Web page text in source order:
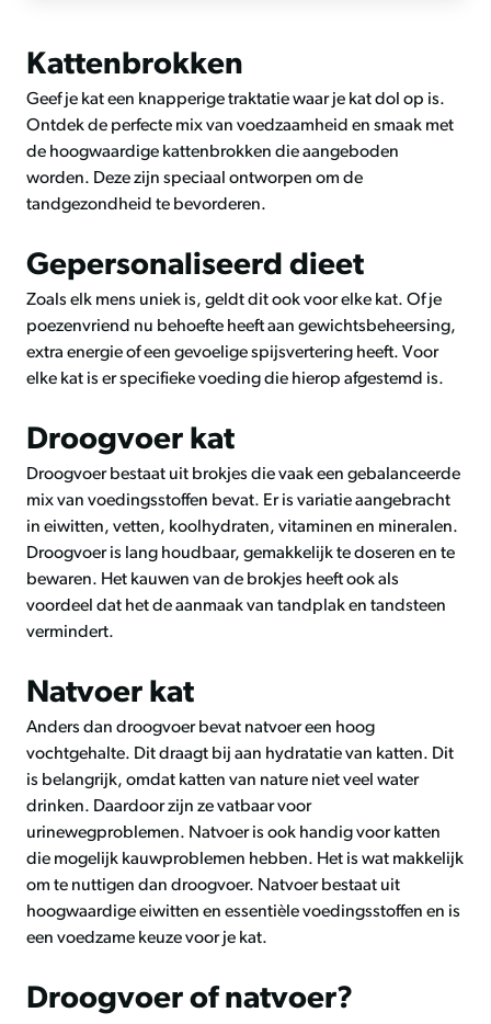
Kattenbrokken
Geef je kat een knapperige traktatie waar je kat dol op is.
Ontdek de perfecte mix van voedzaamheid en smaak met
de hoogwaardige kattenbrokken die aangeboden
worden. Deze zijn speciaal ontworpen om de
tandgezondheid te bevorderen.
Gepersonaliseerd dieet
Zoals elk mens uniek is, geldt dit ook voor elke kat. Of je
poezenvriend nu behoefte heeft aan gewichtsbeheersing,
extra energie of een gevoelige spijsvertering heeft. Voor
elke kat is er specifieke voeding die hierop afgestemd is.
Droogvoer kat
Droogvoer bestaat uit brokjes die vaak een gebalanceerde
mix van voedingsstoffen bevat. Er is variatie aangebracht
in eiwitten, vetten, koolhydraten, vitaminen en mineralen.
Droogvoer is lang houdbaar, gemakkelijk te doseren en te
bewaren. Het kauwen van de brokjes heeft ook als
voordeel dat het de aanmaak van tandplak en tandsteen
vermindert.
Natvoer kat
Anders dan droogvoer bevat natvoer een hoog
vochtgehalte. Dit draagt bij aan hydratatie van katten. Dit
is belangrijk, omdat katten van nature niet veel water
drinken. Daardoor zijn ze vatbaar voor
urinewegproblemen. Natvoer is ook handig voor katten
die mogelijk kauwproblemen hebben. Het is wat makkelijk
om te nuttigen dan droogvoer. Natvoer bestaat uit
hoogwaardige eiwitten en essentièle voedingsstoffen en is
een voedzame keuze voor je kat.
Droogvoer of natvoer?